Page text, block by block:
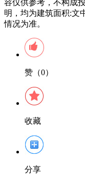
容仅供参考，不构成
明，均为建筑面积:文
情况为准。
赞（0）
收藏
分享